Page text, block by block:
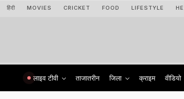
हिंदी MOVIES CRICKET FOOD LIFESTYLE
लाइव टीवी ताजातरीन जिला क्राइम वीडियो